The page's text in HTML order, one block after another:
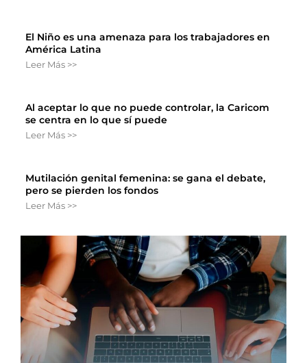
El Niño es una amenaza para los trabajadores en
América Latina
Leer Más >>
Al aceptar lo que no puede controlar, la Caricom
se centra en lo que sí puede
Leer Más >>
Mutilación genital femenina: se gana el debate,
pero se pierden los fondos
Leer Más >>